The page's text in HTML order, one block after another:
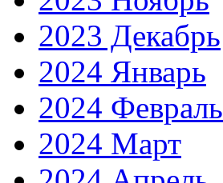
2023 Декабрь
2024 Январь
2024 Февраль
2024 Март